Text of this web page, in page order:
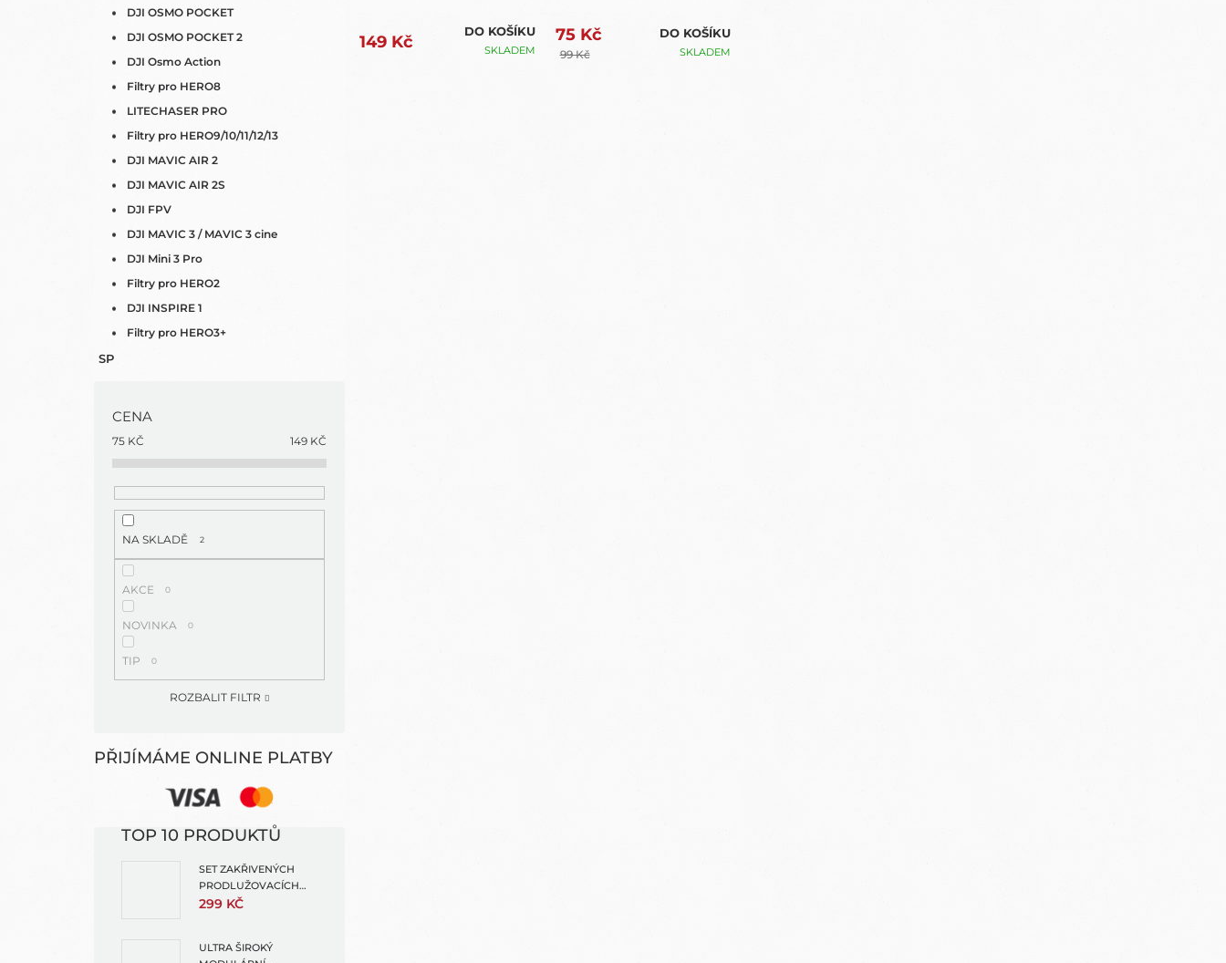
DJI OSMO POCKET
DJI OSMO POCKET 2
DJI Osmo Action
Filtry pro HERO8
LITECHASER PRO
Filtry pro HERO9/10/11/12/13
DJI MAVIC AIR 2
DJI MAVIC AIR 2S
DJI FPV
DJI MAVIC 3 / MAVIC 3 cine
DJI Mini 3 Pro
Filtry pro HERO2
DJI INSPIRE 1
Filtry pro HERO3+
SP
CENA
75 KČ 149 KČ
NA SKLADĚ 2
AKCE 0
NOVINKA 0
TIP 0
ROZBALIT FILTR
PŘIJÍMÁME ONLINE PLATBY
TOP 10 PRODUKTŮ
SET ZAKŘIVENÝCH
PRODLUŽOVACÍCH
RAMEN
299 KČ
ULTRA ŠIROKÝ
149 Kč
DO KOŠÍKU
SKLADEM
75 Kč
99 Kč
DO KOŠÍKU
SKLADEM